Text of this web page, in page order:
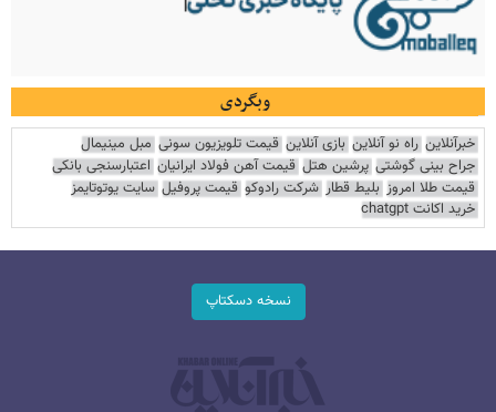
وبگردی
خبرآنلاین راه نو آنلاین بازی آنلاین قیمت تلویزیون سونی مبل مینیمال
جراح بینی گوشتی پرشین هتل قیمت آهن فولاد ایرانیان اعتبارسنجی بانکی
قیمت طلا امروز بلیط قطار شرکت رادوکو قیمت پروفیل سایت یوتوتایمز
خرید اکانت chatgpt
نسخه دسکتاپ